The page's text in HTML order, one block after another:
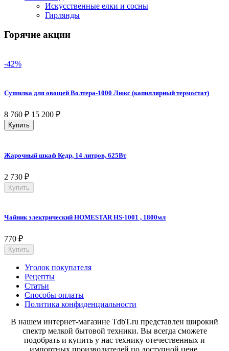
Искусственные елки и сосны
Гирлянды
Горячие акции
-42%
Сушилка для овощей Волтера-1000 Люкс (капиллярный термостат)
8 760 ₽ 15 200 ₽
Купить
Жарочный шкаф Кедр, 14 литров, 625Вт
2 730 ₽
Купить
Чайник электрический HOMESTAR HS-1001 , 1800мл
770 ₽
Купить
Уголок покупателя
Рецепты
Статьи
Способы оплаты
Политика конфиденциальности
В нашем интернет-магазине TdbT.ru представлен широкий
спектр мелкой бытовой техники. Вы всегда сможете
подобрать и купить у нас технику отечественных и
импортных производителей по доступной цене.